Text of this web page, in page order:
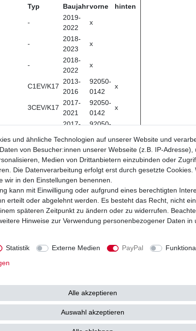
Typ Baujahrvorne hinten
-
2019-
2022
x
-
2018-
2023
x
-
2018-
2022
x
C1EV/K17
2013-
2016
92050-
0142
x
3CEV/K17
2017-
2021
92050-
0142
x
2017-
92050-
C65/K18 x
C65/K18
2014-
92050-
x
3C65/K19
2016-
2021
92050-
0142
x
C65/K19
2011-
2015
92050-
0142
x
2019-
92050-
2019-
2020
92050-
0142
SA4BL
2005-
2008
x
92050-
0054
und ähnliche Technologien auf unserer Website und
von Besucher:innen unserer Webseite (z.B. IP-Adresse),
Medien von Drittanbietern einzubinden oder
Die Datenverarbeitung erfolgt erst durch gesetzte Cookies.
wir in den Einstellungen benennen.
kann mit Einwilligung oder aufgrund eines berechtigten
erteilt oder abgelehnt werden. Es besteht das Recht, nicht
späteren Zeitpunkt zu ändern oder zu widerrufen.
Hinweise zur Verwendung personenbezogener Daten in
Statistik Externe Medien PayPal
Alle akzeptieren
Auswahl akzeptieren